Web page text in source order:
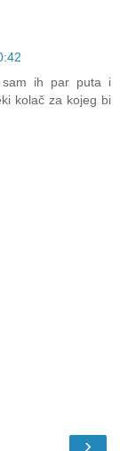
sam ih par puta i
kolač za kojeg bi
›